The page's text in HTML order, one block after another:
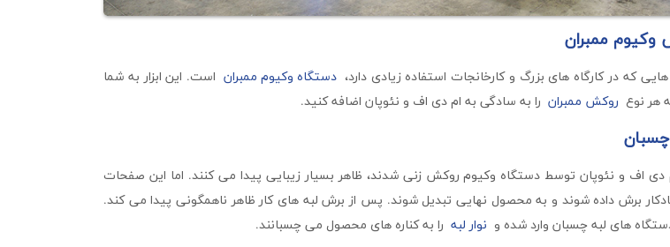
وکیوم ممبران
که در کارگاه های بزرگ و کارخانجات استفاده زیادی دارد، دستگاه وکیوم ممبران است. این ابزار به شما
هر نوع روکش ممبران را به سادگی به ام دی اف و نئوپان اضافه کنید.
دی اف و نئوپان توسط دستگاه وکیوم روکش زنی شدند، ظاهر بسیار زیبایی پیدا می کنند. اما این صفحات
برش داده شوند و به محصول نهایی تبدیل شوند. پس از برش لبه های کار ظاهر ناهمگونی پیدا می کند.
های لبه چسبان وارد شده و نوار لبه را به کناره های محصول می چسبانند.